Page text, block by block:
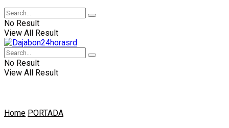
No Result
View All Result
No Result
View All Result
Home PORTADA